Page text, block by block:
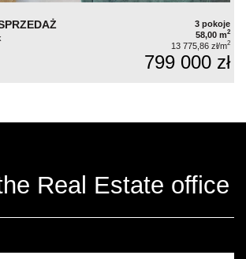
3 pokoje
58,00 m2
13 775,86 zł/m2
799 000 zł
Real Estate office